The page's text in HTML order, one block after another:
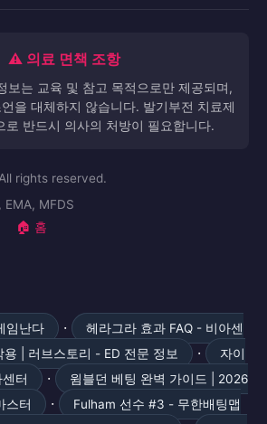
⚠️ 의료 면책 조항
보는 교육 및 참고 목적으로만 제공되며,
을 대체하지 않습니다. 발기부전 치료제
로 반드시 의사의 처방이 필요합니다.
rights reserved.
EMA, MFDS
🏠 홈
임난다 ·
헤라그라 효과 FAQ - 비아센
용 | 러브스토리 - ED 전문 정보 ·
자이
터
·
윔블던 베팅 완벽 가이드 | 2026
스터
·
Fulham 선수 #3 - 무한배팅맵